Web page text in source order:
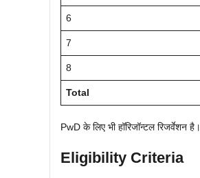
6
7
8
Total
PwD के लिए भी हॉरिजॉन्टल रिजर्वेशन है।
Eligibility Criteria